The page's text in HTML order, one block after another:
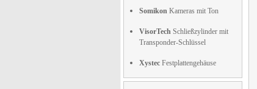
Somikon Kameras mit Ton
VisorTech Schließzylinder mit
Transponder-Schlüssel
Xystec Festplattengehäuse